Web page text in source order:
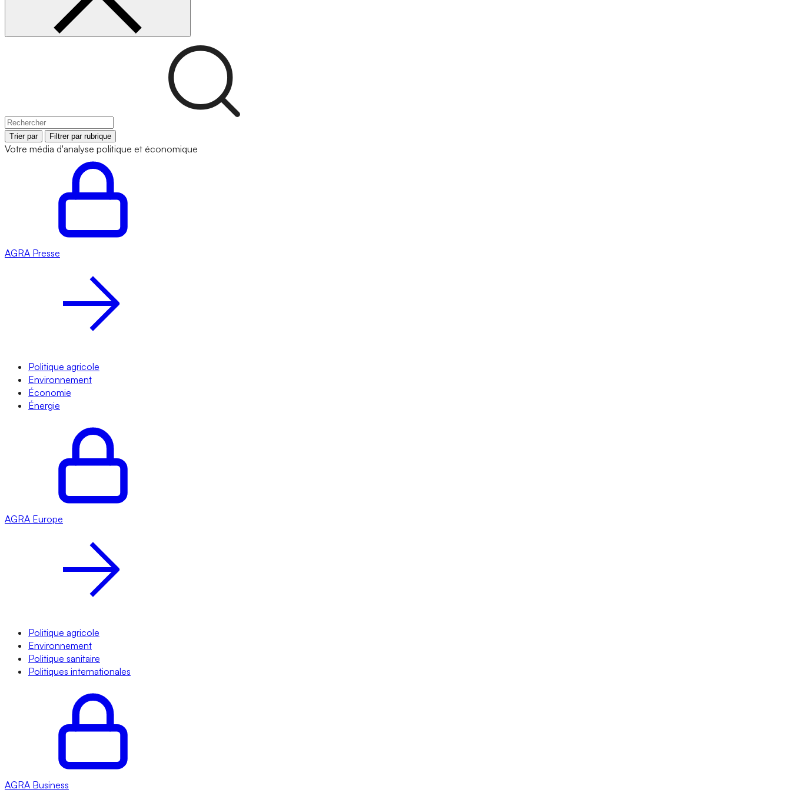
Trier par Filtrer par rubrique
Votre média d'analyse politique et économique
AGRA Presse
Politique agricole
Environnement
Économie
Énergie
AGRA Europe
Politique agricole
Environnement
Politique sanitaire
Politiques internationales
AGRA Business